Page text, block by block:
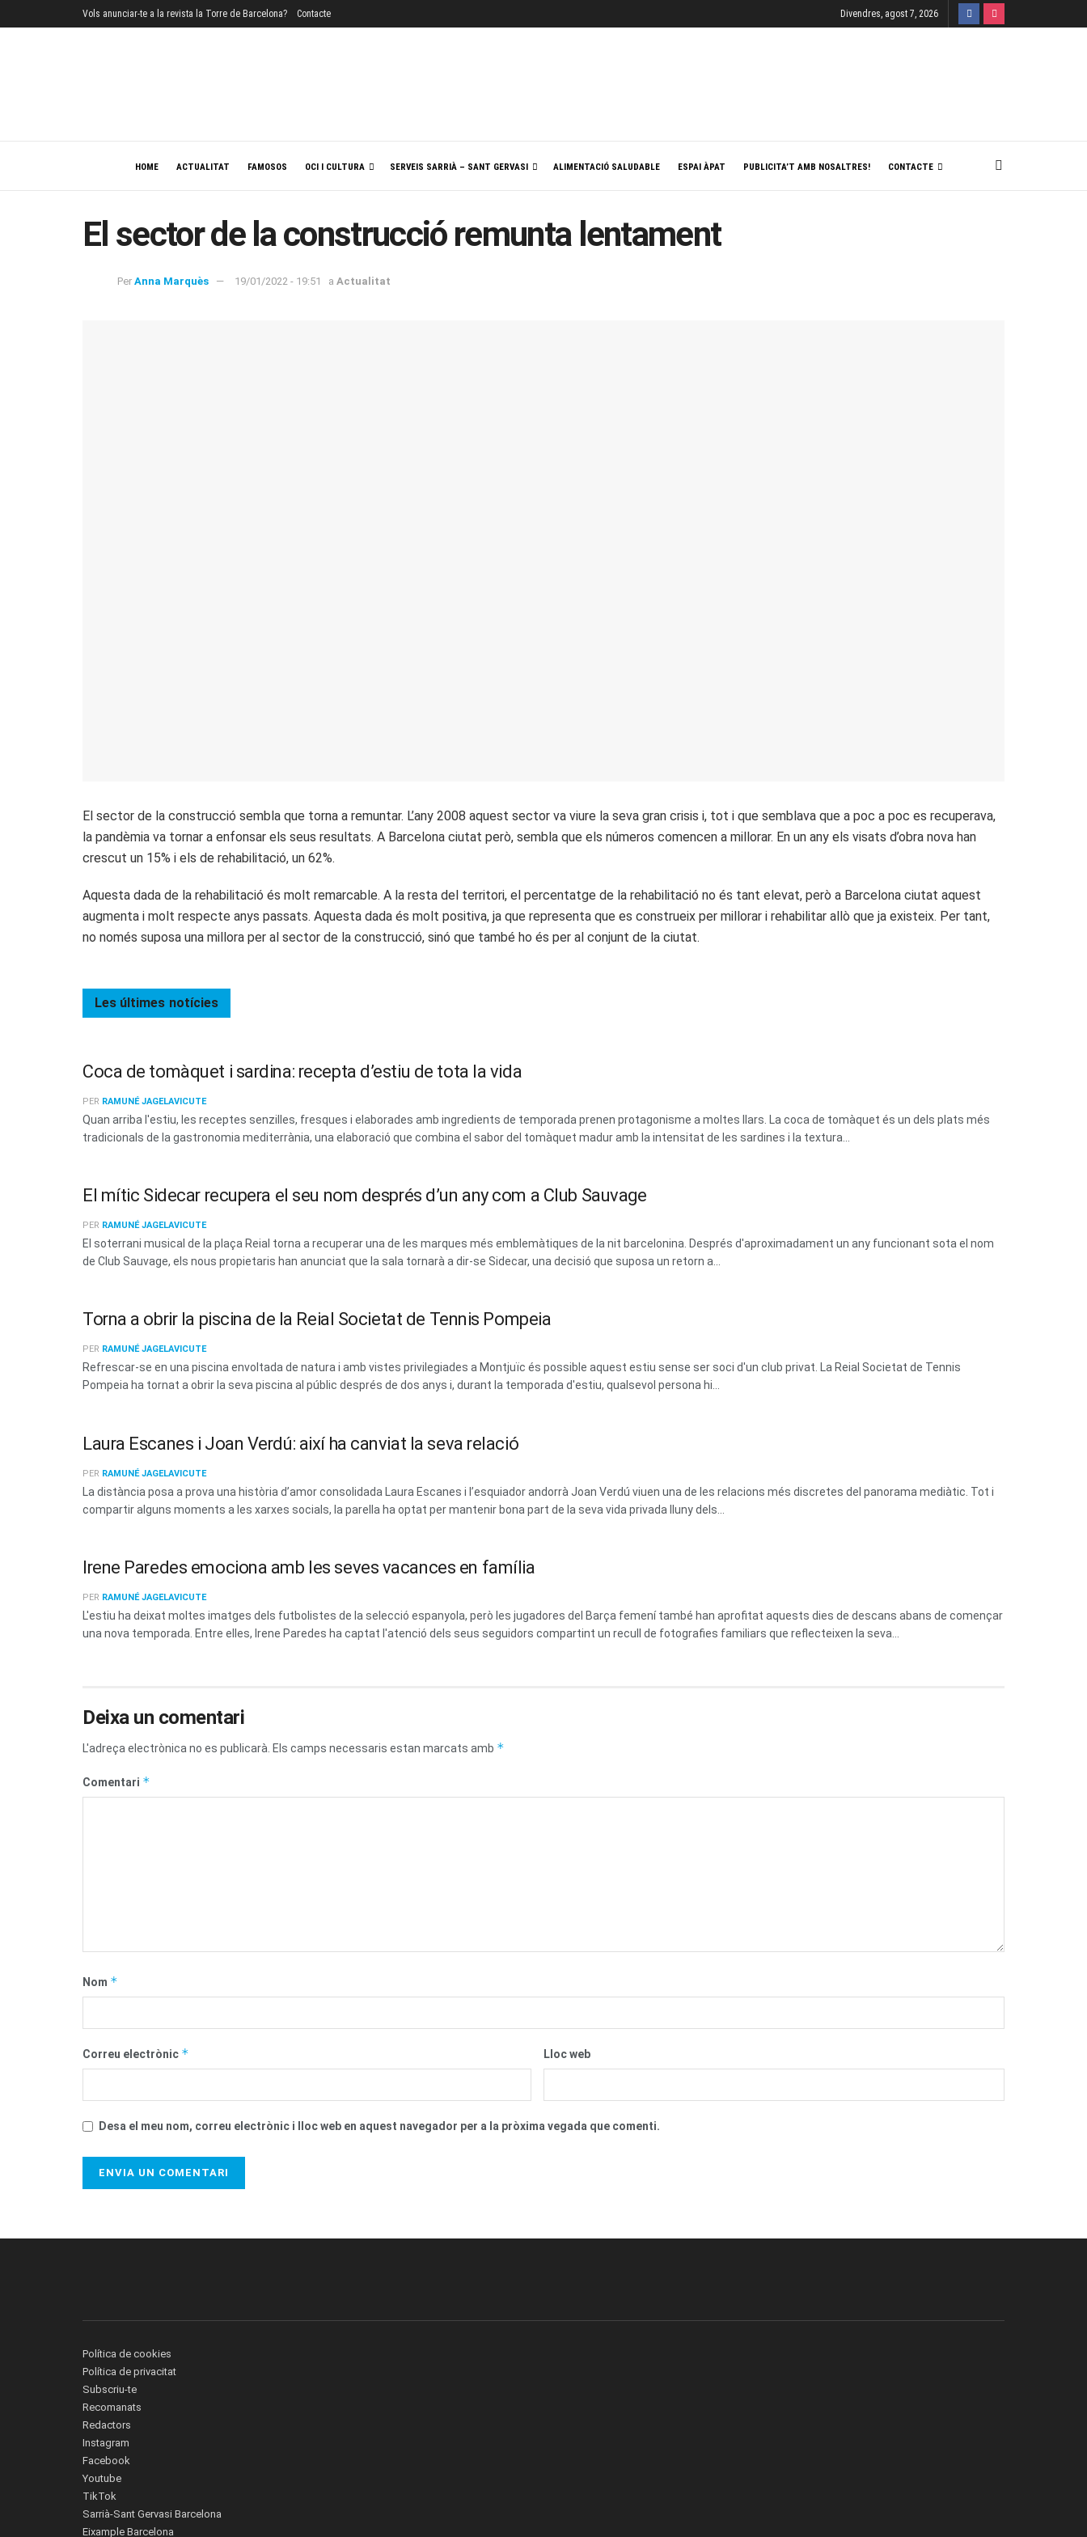
Vols anunciar-te a la revista la Torre de Barcelona? Contacte Divendres, agost 7, 2026
HOME ACTUALITAT FAMOSOS OCI I CULTURA SERVEIS SARRIÀ – SANT GERVASI ALIMENTACIÓ SALUDABLE ESPAI ÀPAT PUBLICITA’T AMB NOSALTRES! CONTACTE
El sector de la construcció remunta lentament
Per Anna Marquès 19/01/2022 - 19:51 a Actualitat
El sector de la construcció sembla que torna a remuntar. L’any 2008 aquest sector va viure la seva gran crisis i, tot i que semblava que a poc a poc es recuperava,
la pandèmia va tornar a enfonsar els seus resultats. A Barcelona ciutat però, sembla que els números comencen a millorar. En un any els visats d’obra nova han
crescut un 15% i els de rehabilitació, un 62%.
Aquesta dada de la rehabilitació és molt remarcable. A la resta del territori, el percentatge de la rehabilitació no és tant elevat, però a Barcelona ciutat aquest
augmenta i molt respecte anys passats. Aquesta dada és molt positiva, ja que representa que es construeix per millorar i rehabilitar allò que ja existeix. Per tant,
no només suposa una millora per al sector de la construcció, sinó que també ho és per al conjunt de la ciutat.
Les últimes notícies
Coca de tomàquet i sardina: recepta d’estiu de tota la vida
PER RAMUNÉ JAGELAVICUTE
Quan arriba l'estiu, les receptes senzilles, fresques i elaborades amb ingredients de temporada prenen protagonisme a moltes llars. La coca de tomàquet és un dels plats més
tradicionals de la gastronomia mediterrània, una elaboració que combina el sabor del tomàquet madur amb la intensitat de les sardines i la textura...
El mític Sidecar recupera el seu nom després d’un any com a Club Sauvage
PER RAMUNÉ JAGELAVICUTE
El soterrani musical de la plaça Reial torna a recuperar una de les marques més emblemàtiques de la nit barcelonina. Després d'aproximadament un any funcionant sota el nom
de Club Sauvage, els nous propietaris han anunciat que la sala tornarà a dir-se Sidecar, una decisió que suposa un retorn a...
Torna a obrir la piscina de la Reial Societat de Tennis Pompeia
PER RAMUNÉ JAGELAVICUTE
Refrescar-se en una piscina envoltada de natura i amb vistes privilegiades a Montjuïc és possible aquest estiu sense ser soci d'un club privat. La Reial Societat de Tennis
Pompeia ha tornat a obrir la seva piscina al públic després de dos anys i, durant la temporada d'estiu, qualsevol persona hi...
Laura Escanes i Joan Verdú: així ha canviat la seva relació
PER RAMUNÉ JAGELAVICUTE
La distància posa a prova una història d’amor consolidada Laura Escanes i l’esquiador andorrà Joan Verdú viuen una de les relacions més discretes del panorama mediàtic. Tot i
compartir alguns moments a les xarxes socials, la parella ha optat per mantenir bona part de la seva vida privada lluny dels...
Irene Paredes emociona amb les seves vacances en família
PER RAMUNÉ JAGELAVICUTE
L'estiu ha deixat moltes imatges dels futbolistes de la selecció espanyola, però les jugadores del Barça femení també han aprofitat aquests dies de descans abans de començar
una nova temporada. Entre elles, Irene Paredes ha captat l'atenció dels seus seguidors compartint un recull de fotografies familiars que reflecteixen la seva...
Deixa un comentari
L'adreça electrònica no es publicarà. Els camps necessaris estan marcats amb *
Comentari *
Nom *
Correu electrònic * Lloc web
Desa el meu nom, correu electrònic i lloc web en aquest navegador per a la pròxima vegada que comenti.
Política de cookies
Política de privacitat
Subscriu-te
Recomanats
Redactors
Instagram
Facebook
Youtube
TikTok
Sarrià-Sant Gervasi Barcelona
Eixample Barcelona